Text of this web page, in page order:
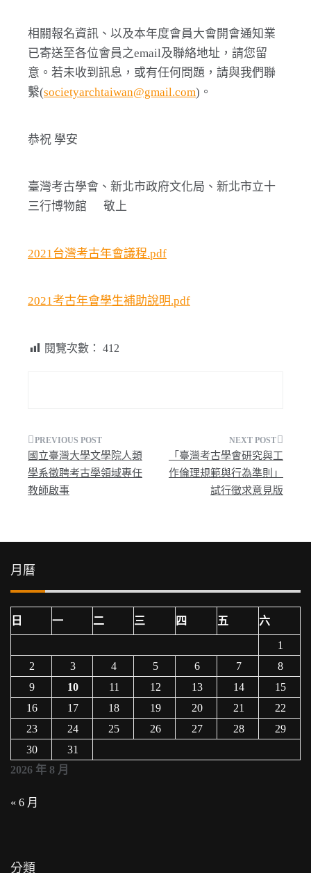
相關報名資訊、以及本年度會員大會開會通知業
已寄送至各位會員之email及聯絡地址，請您留
意。若未收到訊息，或有任何問題，請與我們聯
繫(societyarchtaiwan@gmail.com)。
恭祝 學安
臺灣考古學會、新北市政府文化局、新北市立十
三行博物館 敬上
2021台灣考古年會議程.pdf
2021考古年會學生補助說明.pdf
閱覽次數： 412
文
章
導
國立臺灣大學文學院人類
學系徵聘考古學領域專任
教師啟事
「臺灣考古學會研究與工
作倫理規範與行為準則」
試行徵求意見版
月曆
2026 年 8 月
日 一 二 三 四 五 六
1
2
3 4 5 6 7
8
9
10 11 12 13 14
15
16
17 18 19 20 21
22
23
24 25 26 27 28
29
30
31
« 6 月
分類